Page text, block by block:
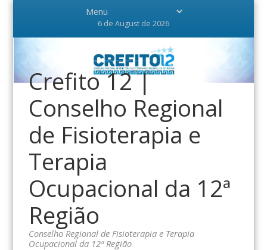
6 de August de 2026
Crefito 12 |
Conselho Regional
de Fisioterapia e
Terapia
Ocupacional da 12ª
Região
Conselho Regional de Fisioterapia e Terapia
Ocupacional da 12ª Região